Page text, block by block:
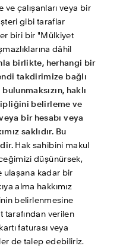
çalışanları veya bir
gibi taraflar
biri bir "Mülkiyet
dâhil
birlikte, herhangi bir
takdirimize bağlı
haklı
belirleme ve
bir hesabı veya
saklıdır. Bu
Hak sahibini makul
düşünürsek,
ulaşana kadar bir
alma hakkımız
belirlenmesine
tarafından verilen
faturası veya
de talep edebiliriz.